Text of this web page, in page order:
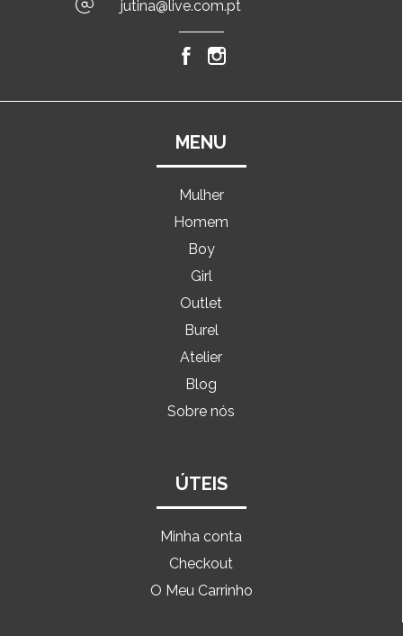
jutina@live.com.pt
MENU
Mulher
Homem
Boy
Girl
Outlet
Burel
Atelier
Blog
Sobre nós
ÚTEIS
Minha conta
Checkout
O Meu Carrinho